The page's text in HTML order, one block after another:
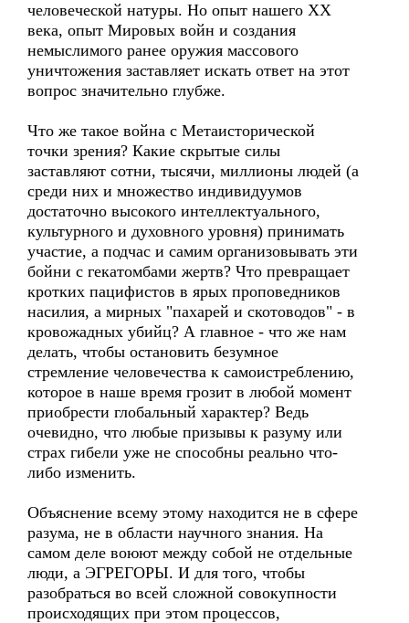
человеческой натуры. Но опыт нашего ХХ
века, опыт Мировых войн и создания
немыслимого ранее оружия массового
уничтожения заставляет искать ответ на этот
вопрос значительно глубже.
Что же такое война с Метаисторической
точки зрения? Какие скрытые силы
заставляют сотни, тысячи, миллионы людей (а
среди них и множество индивидуумов
достаточно высокого интеллектуального,
культурного и духовного уровня) принимать
участие, а подчас и самим организовывать эти
бойни с гекатомбами жертв? Что превращает
кротких пацифистов в ярых проповедников
насилия, а мирных "пахарей и скотоводов" - в
кровожадных убийц? А главное - что же нам
делать, чтобы остановить безумное
стремление человечества к самоистреблению,
которое в наше время грозит в любой момент
приобрести глобальный характер? Ведь
очевидно, что любые призывы к разуму или
страх гибели уже не способны реально что-
либо изменить.
Объяснение всему этому находится не в сфере
разума, не в области научного знания. На
самом деле воюют между собой не отдельные
люди, а ЭГРЕГОРЫ. И для того, чтобы
разобраться во всей сложной совокупности
происходящих при этом процессов,